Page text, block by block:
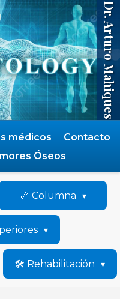
Dr. Arturo Mahiques
médicos
Contacto
Óseos
🦴 Columna
🛠️ Rehabilitación